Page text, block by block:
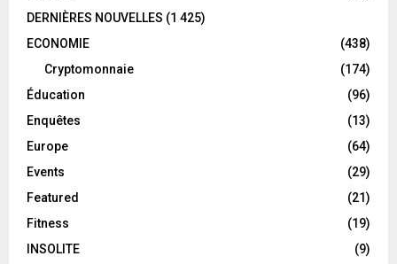
DERNIÈRES NOUVELLES (1 425)
ECONOMIE
(438)
Cryptomonnaie
(174)
Éducation
(96)
Enquêtes
(13)
Europe
(64)
Events
(29)
Featured
(21)
Fitness
(19)
INSOLITE
(9)